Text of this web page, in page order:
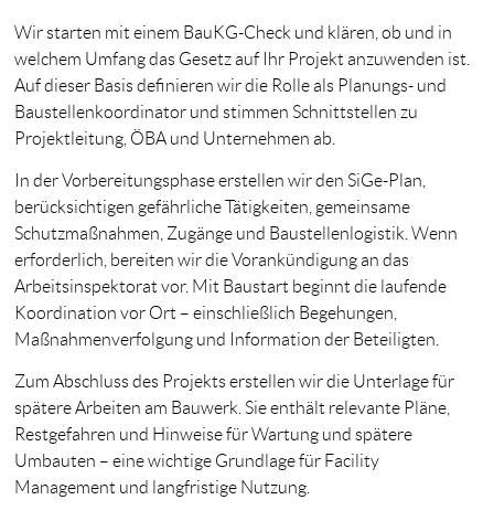
Wir starten mit einem BauKG-Check und klären, ob und in
welchem Umfang das Gesetz auf Ihr Projekt anzuwenden ist.
Auf dieser Basis definieren wir die Rolle als Planungs- und
Baustellenkoordinator und stimmen Schnittstellen zu
Projektleitung, ÖBA und Unternehmen ab.
In der Vorbereitungsphase erstellen wir den SiGe-Plan,
berücksichtigen gefährliche Tätigkeiten, gemeinsame
Schutzmaßnahmen, Zugänge und Baustellenlogistik. Wenn
erforderlich, bereiten wir die Vorankündigung an das
Arbeitsinspektorat vor. Mit Baustart beginnt die laufende
Koordination vor Ort – einschließlich Begehungen,
Maßnahmenverfolgung und Information der Beteiligten.
Zum Abschluss des Projekts erstellen wir die Unterlage für
spätere Arbeiten am Bauwerk. Sie enthält relevante Pläne,
Restgefahren und Hinweise für Wartung und spätere
Umbauten – eine wichtige Grundlage für Facility
Management und langfristige Nutzung.